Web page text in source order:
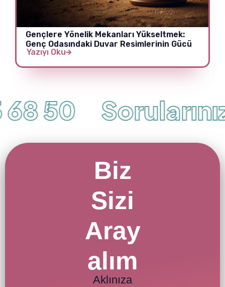
Gençlere Yönelik Mekanları Yükseltmek:
Genç Odasındaki Duvar Resimlerinin Gücü
Yazıyı Oku
50 Sorularınız
Biz
Sizi
Aray
alım
Aklınıza